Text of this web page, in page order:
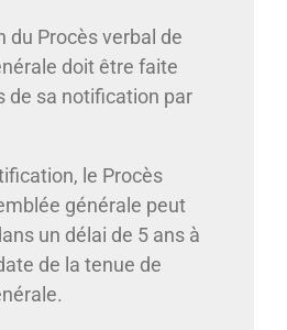
du Procès verbal de
doit être faite
de sa notification par
le Procès
générale peut
un délai de 5 ans à
de la tenue de